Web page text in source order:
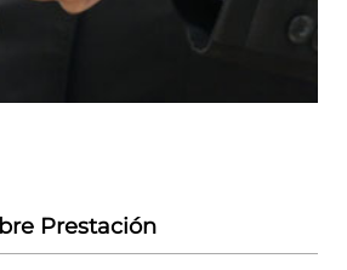
Prestación